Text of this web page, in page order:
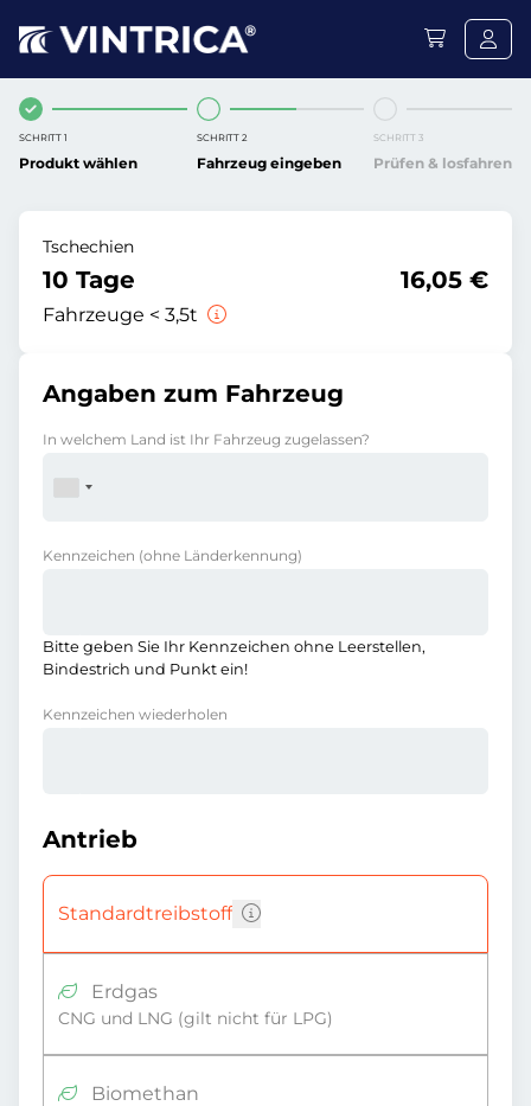
SCHRITT 1
Produkt wählen
SCHRITT 2
Fahrzeug eingeben
SCHRITT 3
Prüfen & losfahren
Tschechien
10 Tage
Fahrzeuge < 3,5t
16,05 €
Angaben zum Fahrzeug
In welchem Land ist Ihr Fahrzeug zugelassen?
Kennzeichen (ohne Länderkennung)
Bitte geben Sie Ihr Kennzeichen ohne Leerstellen,
Bindestrich und Punkt ein!
Kennzeichen wiederholen
Antrieb
Standardtreibstoff
Erdgas
CNG und LNG (gilt nicht für LPG)
Biomethan